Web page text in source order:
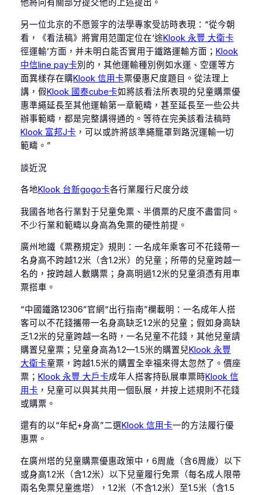
他將向有關部分提交他的上述提出。
另一位北京的不愿簽字的法學專家受訪時表現：“從今朝
看，《看法稿》將實用范圍定位在‘途Klook 永豐 大衛卡
徑運輸’方面，并未明白能否實用于鐵路運輸方面； Klook
中信line pay卡別的，其他運輸種別例如水運、空運等方
面異樣存在購Klook 信用卡票優惠尺度題目。從法理上
講，假Klook 國泰cube卡如將該看法所表現的兒童購票優
惠準繩延長至其他運輸第一章範疇，甚至延長至一些公共
辦事範疇，都是完整講得通的。等待在完美該看法稿時
Klook 富邦J卡 ，可以或許將該準繩籠罩到路況運輸一切
範疇。”
談近況
各地Klook 台新gogo卡各行業履行尺度分歧
我國各地各行業對于兒童免票、半價票的尺度不盡雷同。
不少行業和範疇以身高為免票的硬性前提。
廣州地鐵《票務規定》規則：一名成年乘客可不花錢帶一
名身高不跨越1.2米（含1.2米）的兒童；所帶的兒童跨越一
名的，按跨越人數購票；身高明過1.2米的兒童須憑有用車
票搭車。
“中國鐵路12306”官網“出行指南”欄載明：一名成年人搭
客可以不花錢攜帶一名身高缺乏1.2米的兒童；假如身高缺
乏1.2米的兒童跨越一名時，一名兒童不花錢，其他兒童請
購置兒童票；兒童身高為1.2—1.5米的購置兒Klook 永豐
大衛卡童票，跨越1.5米的購置全幸福來得太忽然了。價座
票； Klook 永豐 大戶卡成年人搭客持臥展車票時Klook 信
用卡 ，兒童可以與其共用一個臥展，并按上述規則不花錢
或購票。
還有的以“年紀+身高”二選Klook 信用卡一的方法履行優
惠票。
在廣州塔的兒童購票優惠政策中，6周歲（含6周歲）以下
或身高1.2米（含1.2米）以下兒童履行免票（每名成人限帶
兩名免票兒童進塔），1.2米（不含1.2米）至1.5米（含1.5